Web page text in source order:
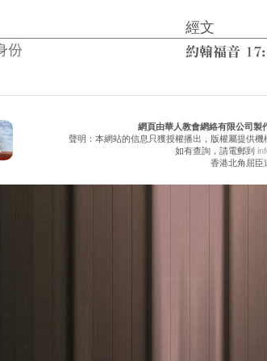
經文
份
網頁由華人教會網絡有限公司製
聲明：本網站的信息只獲授權播出，版權屬提供
如有查詢，請電郵到
香港北角屈臣